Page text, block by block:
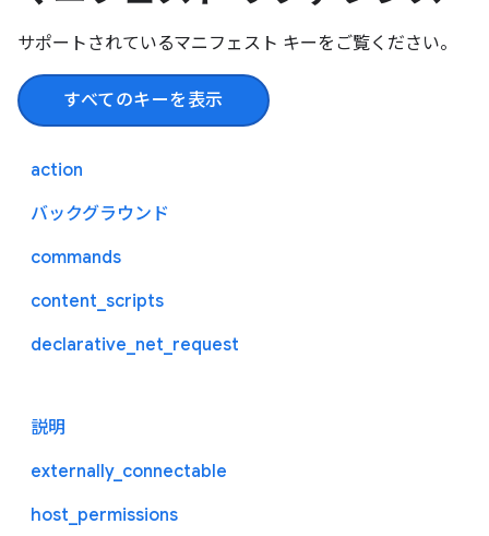
サポートされているマニフェスト キーをご覧ください。
すべてのキーを表示
action
バックグラウンド
commands
content_scripts
declarative_net_request
説明
externally_connectable
host_permissions